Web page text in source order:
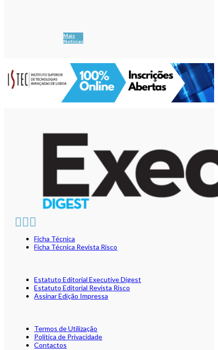
Mais
Notícias
Ficha Técnica
Ficha Técnica Revista Risco
Estatuto Editorial Executive Digest
Estatuto Editorial Revista Risco
Assinar Edição Impressa
Termos de Utilização
Política de Privacidade
Contactos